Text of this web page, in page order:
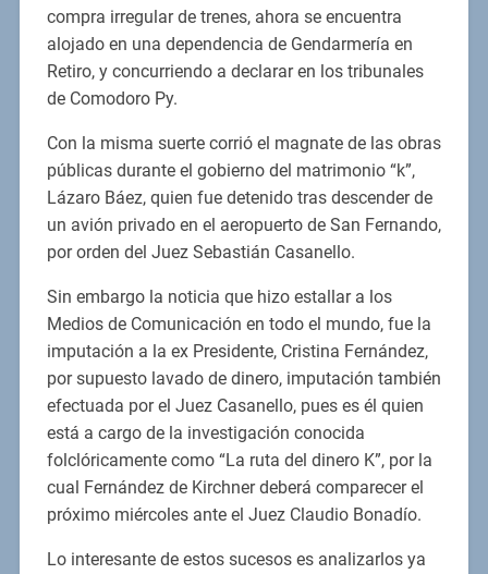
compra irregular de trenes, ahora se encuentra
alojado en una dependencia de Gendarmería en
Retiro, y concurriendo a declarar en los tribunales
de Comodoro Py.
Con la misma suerte corrió el magnate de las obras
públicas durante el gobierno del matrimonio “k”,
Lázaro Báez, quien fue detenido tras descender de
un avión privado en el aeropuerto de San Fernando,
por orden del Juez Sebastián Casanello.
Sin embargo la noticia que hizo estallar a los
Medios de Comunicación en todo el mundo, fue la
imputación a la ex Presidente, Cristina Fernández,
por supuesto lavado de dinero, imputación también
efectuada por el Juez Casanello, pues es él quien
está a cargo de la investigación conocida
folclóricamente como “La ruta del dinero K”, por la
cual Fernández de Kirchner deberá comparecer el
próximo miércoles ante el Juez Claudio Bonadío.
Lo interesante de estos sucesos es analizarlos ya